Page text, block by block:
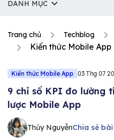
DANH MỤC
Trang chủ Techblog
Kiến thức Mobile App
Kiến thức Mobile App 03 Thg 07
9 chỉ số KPI đo lường
lược Mobile App
Thủy NguyễnChia sẻ